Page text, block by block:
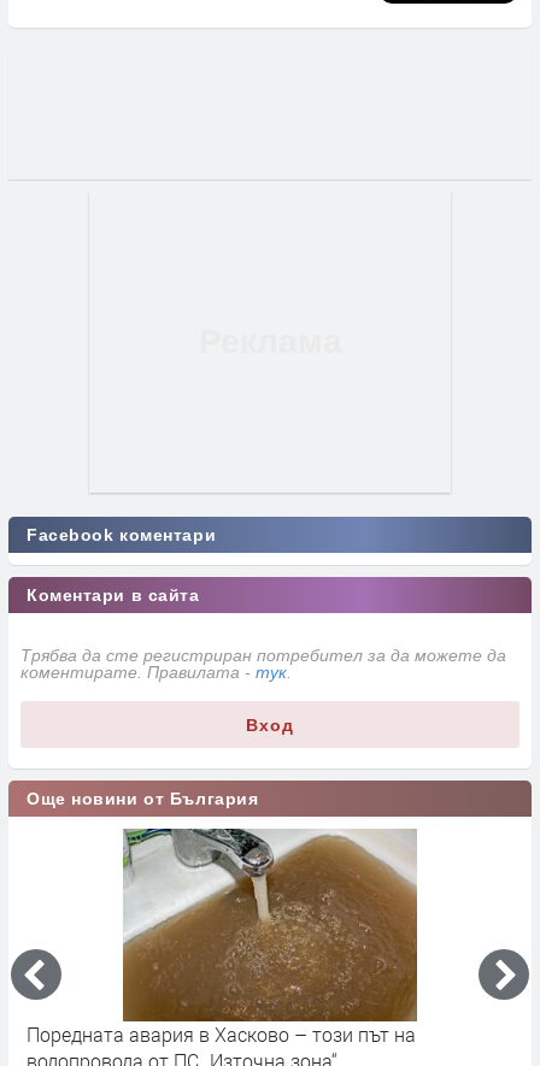
Facebook коментари
Коментари в сайта
Трябва да сте регистриран потребител за да можете да
коментирате. Правилата - тук
Вход
Още новини от България
Поредната авария в Хасково – този път на
водопровода от ПС „Източна зона“